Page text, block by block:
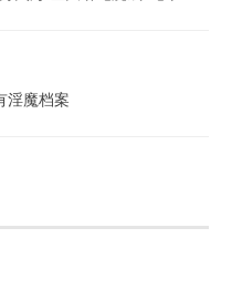
淫魔档案